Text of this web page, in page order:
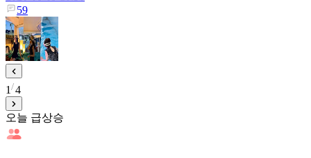
59
1 4
오늘 급상승